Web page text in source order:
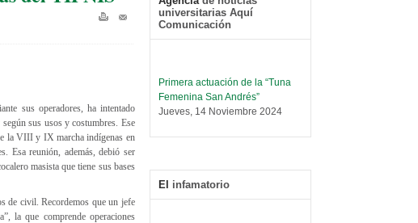
sus operadores, ha intentado
sus usos y costumbres. Ese
la VIII y IX marcha indígenas en
Esa reunión, además, debió ser
masista que tiene sus bases
de civil. Recordemos que un jefe
la que comprende operaciones
universitarias Aquí
Comunicación
Primera actuación de la “Tuna
Femenina San Andrés”
Jueves, 14 Noviembre 2024
Leer Más...
tráfico de personas
El infamatorio